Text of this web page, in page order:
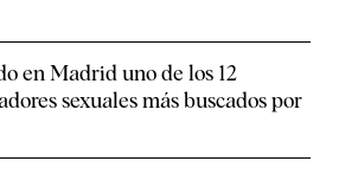
en Madrid uno de los 12
sexuales más buscados por